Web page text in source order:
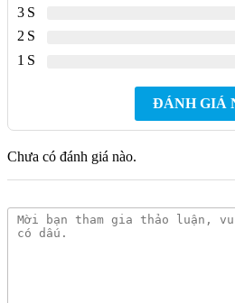
3
2
1
ĐÁNH GIÁ
Chưa có đánh giá nào.